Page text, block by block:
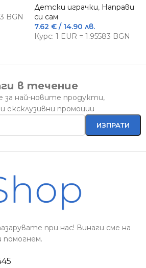
BGN
Детски играчки, Направи
си сам
7.62 €/ 14.90 лв.
Курс: 1 EUR = 1.95583 BGN
в течение
за най-новите продукти,
ексклузивни промоции
при нас! Винаги сме на
помогнем.